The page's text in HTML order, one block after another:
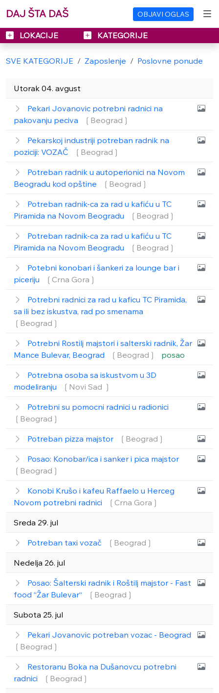
DAJ ŠTA DAŠ OBJAVI OGLAS
LOKACIJE KATEGORIJE
SVE KATEGORIJE Zaposlenje Poslovne ponude
Utorak 04. avgust
Pekari Jovanovic potrebni radnici na
pakovanju peciva
❲Beograd❳
Pekarskoj industriji potreban radnik na
poziciji: VOZAČ
❲Beograd❳
Potreban radnik u autoperionici na Novom
Beogradu kod opštine
❲Beograd❳
Potreban radnik-ca za rad u kafiću u TC
Piramida na Novom Beogradu
❲Beograd❳
Potreban radnik-ca za rad u kafiću u TC
Piramida na Novom Beogradu
❲Beograd❳
Potebni konobari i šankeri za lounge bar i
piceriju
❲Crna Gora❳
Potrebni radnici za rad u kaficu TC Piramida,
sa ili bez iskustva, rad po smenama
❲Beograd❳
Potrebni Rostilj majstori i salterski radnik, Žar
Mance Bulevar, Beograd
❲Beograd❳ posao
Potrebna osoba sa iskustvom u 3D
modeliranju
❲Novi Sad ❳
Potrebni su pomocni radnici u radionici
❲Beograd❳
Potreban pizza majstor ❲Beograd❳
Posao: Konobar/ica i sanker i pica majstor
❲Beograd❳
Konobi Krušo i kafeu Raffaelo u Herceg
Novom potrebni radnici
❲Crna Gora❳
Sreda 29. jul
Potreban taxi vozač ❲Beograd❳
Nedelja 26. jul
Posao: Šalterski radnik i Roštilj majstor - Fast
food “Žar Bulevar“
❲Beograd❳
Subota 25. jul
Pekari Jovanovic potreban vozac - Beograd
❲Beograd❳
Restoranu Boka na Dušanovcu potrebni
radnici
❲Beograd❳